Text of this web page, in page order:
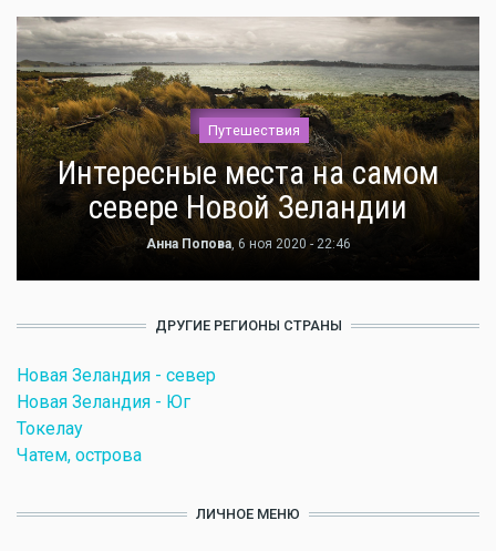
Путешествия
Интересные места на самом
севере Новой Зеландии
Анна Попова, 6 ноя 2020 - 22:46
ДРУГИЕ РЕГИОНЫ СТРАНЫ
Новая Зеландия - север
Новая Зеландия - Юг
Токелау
Чатем, острова
ЛИЧНОЕ МЕНЮ